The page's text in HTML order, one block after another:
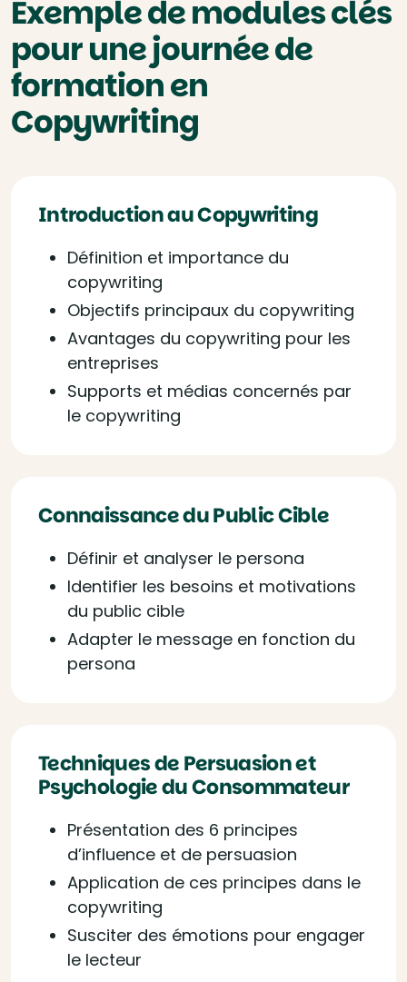
Exemple de modules clés
pour une journée de
formation en
Copywriting
Introduction au Copywriting
Définition et importance du
copywriting
Objectifs principaux du copywriting
Avantages du copywriting pour les
entreprises
Supports et médias concernés par
le copywriting
Connaissance du Public Cible
Définir et analyser le persona
Identifier les besoins et motivations
du public cible
Adapter le message en fonction du
persona
Techniques de Persuasion et
Psychologie du Consommateur
Présentation des 6 principes
d’influence et de persuasion
Application de ces principes dans le
copywriting
Susciter des émotions pour engager
le lecteur